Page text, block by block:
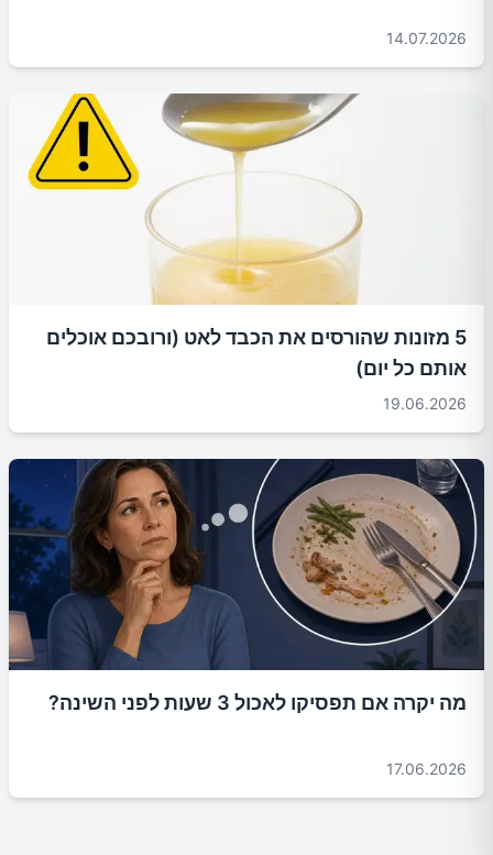
14.07.2026
5 מזונות שהורסים את הכבד לאט (ורובכם אוכלים
אותם כל יום)
19.06.2026
מה יקרה אם תפסיקו לאכול 3 שעות לפני השינה?
17.06.2026